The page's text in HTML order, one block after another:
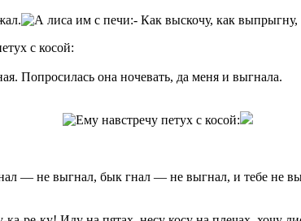
с косой:
Попросилась она ночевать, да меня и выгнала.
— не выгнал, бык гнал — не выгнал, и тебе не